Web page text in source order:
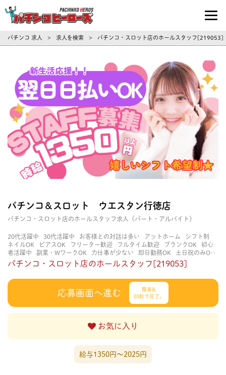
パチンコ求人・転職ならパチンコヒーロ
パチンコ 求人 > 求人を検索 > パチンコ・スロット店のホールスタッフ
パチンコ＆スロット ウエスタン行徳店
パチンコ・スロット店のホールスタッフ求人（パート・アルバイト）
20代活躍中 30代活躍中 お客様との対話は多い アットホーム
シフト制
ネイルOK
ピアスOK フリーター歓迎 フルタイム歓迎 ブランクOK
初心
者活躍中
副業・WワークOK 力仕事が少ない 即日勤務OK
土日祝のみOK
学歴不問
服装自由 未経験・初心者OK 決められた時間できっちり
経験不要
立ち仕事 経験者・有資格者歓迎 自分の都合に合わせやすい
自由
パチンコ・スロット店のホールスタッフ[219053]
応募画面へ進む
簡単&
30秒で完了♩
お気に入り
給与1350円〜2025円